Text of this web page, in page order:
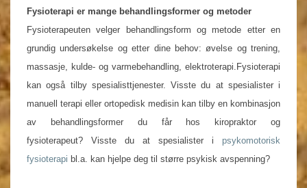
Fysioterapi er mange behandlingsformer og metoder
Fysioterapeuten velger behandlingsform og metode etter en
grundig undersøkelse og etter dine behov: øvelse og trening,
massasje, kulde- og varmebehandling, elektroterapi.Fysioterapi
kan også tilby spesialisttjenester. Visste du at spesialister i
manuell terapi eller ortopedisk medisin kan tilby en kombinasjon
av behandlingsformer du får hos kiropraktor og
fysioterapeut? Visste du at spesialister i psykomotorisk
fysioterapi bl.a. kan hjelpe deg til større psykisk avspenning?